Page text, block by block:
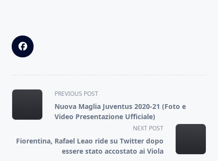
<span
class="nav-
subtitle
reader-
text">Page</span>
PREVIOUS POST
Nuova Maglia Juventus 2020-21 (Foto e
Video Presentazione Ufficiale)
NEXT POST
Fiorentina, Rafael Leao ride su Twitter dopo
essere stato accostato ai Viola